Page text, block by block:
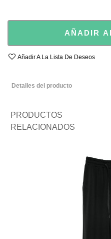
AÑADIR
Añadir A La Lista De Deseos
Detalles del producto
PRODUCTOS
RELACIONADOS